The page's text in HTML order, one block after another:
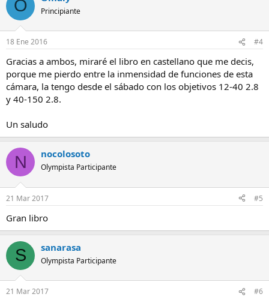
O Principiante
18 Ene 2016 #4
Gracias a ambos, miraré el libro en castellano que me decis,
porque me pierdo entre la inmensidad de funciones de esta
cámara, la tengo desde el sábado con los objetivos 12-40 2.8
y 40-150 2.8.
Un saludo
N nocolosoto
Olympista Participante
21 Mar 2017 #5
Gran libro
S sanarasa
Olympista Participante
21 Mar 2017 #6